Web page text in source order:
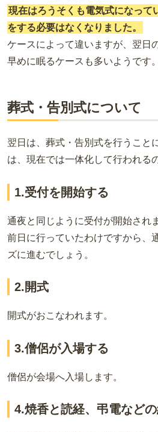
現在はろうそくも電気式になって
をする必要はなくなりました。
ケースによって違いますが、翌日
早めに眠るケースも多いようです。
葬式・告別式について
翌日は、葬式・告別式を行うこと
は、現在では一体化して行われる
1.受付を開始する
通夜と同じように受付が開始され
前日に行っていたわけですから、
ズに進むでしょう。
2.開式
開式がおこなわれます。
3.僧侶が入場する
僧侶が会場へ入場します。
4.焼香と読経、弔電など